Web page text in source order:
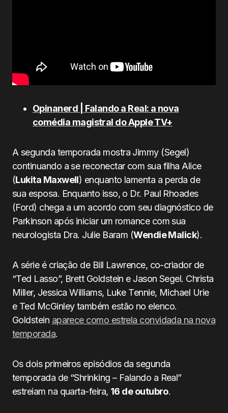
Opinanerd | Falando a Real: a nova
comédia magistral do Apple TV+
A segunda temporada mostra Jimmy (Segel)
continuando a se reconectar com sua filha Alice
(Lukita Maxwell) enquanto lamenta a perda de
sua esposa. Enquanto isso, o Dr. Paul Rhoades
(Ford) chega a um acordo com seu diagnóstico de
Parkinson após iniciar um romance com sua
neurologista Dra. Julie Baram (Wendie Malick).
A série é criação de Bill Lawrence, co-criador de
“Ted Lasso”, Brett Goldstein e Jason Segel. Christa
Miller, Jessica Williams, Luke Tennie, Michael Urie
e Ted McGinley também estão no elenco.
Goldstein aparece como estrela convidada na nova
temporada.
Os dois primeiros episódios da segunda
temporada de “Shrinking – Falando a Real”
estreiam na quarta-feira, 16 de outubro.